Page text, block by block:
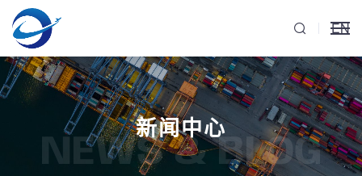
EN
新闻中心
NEWS & BLOG